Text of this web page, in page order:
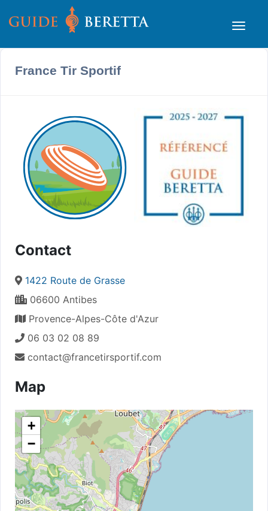
France Tir Sportif
Contact
1422 Route de Grasse
06600 Antibes
Provence-Alpes-Côte d'Azur
06 03 02 08 89
contact@francetirsportif.com
Map
+
−